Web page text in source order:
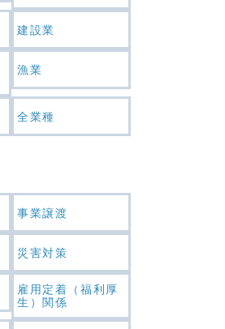
建設業
漁業
全業種
事業譲渡
災害対策
雇用定着（福利厚
生）関係